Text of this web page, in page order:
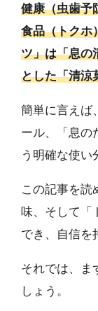
健康（虫歯予
食品（トクホ
ツ」は「息の
とした「清涼
簡単に言えば
ール、「息の
う明確な使い
この記事を読
味、そして「
でき、自信を
それでは、ま
しょう。